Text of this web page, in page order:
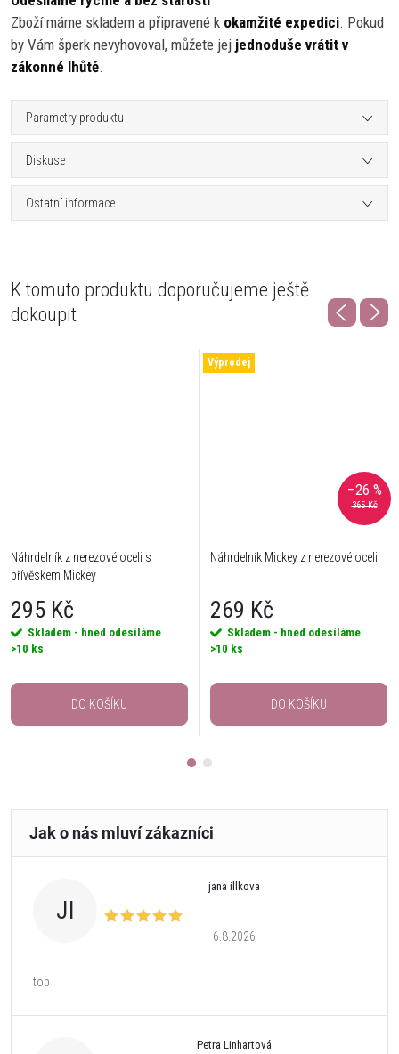
Zboží máme skladem a připravené k okamžité expedici. Pokud
by Vám šperk nevyhovoval, můžete jej jednoduše vrátit v
zákonné lhůtě.
Parametry produktu
Diskuse
Ostatní informace
K tomuto produktu doporučujeme ještě
dokoupit
Náhrdelník z nerezové oceli s
přívěskem Mickey
295 Kč
Skladem - hned odesíláme
>10 ks
DO KOŠÍKU
Výprodej
365 Kč
–26 %
Náhrdelník Mickey z nerezové oceli
269 Kč
Skladem - hned odesíláme
>10 ks
DO KOŠÍKU
JI
jana illkova
6.8.2026
top
Petra Linhartová